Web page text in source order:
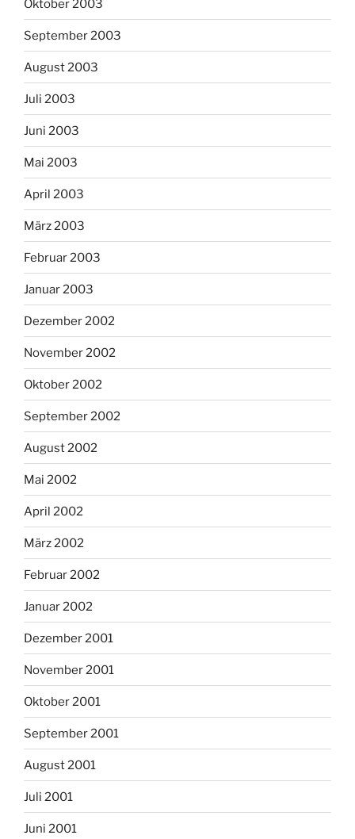
Oktober 2003
September 2003
August 2003
Juli 2003
Juni 2003
Mai 2003
April 2003
März 2003
Februar 2003
Januar 2003
Dezember 2002
November 2002
Oktober 2002
September 2002
August 2002
Mai 2002
April 2002
März 2002
Februar 2002
Januar 2002
Dezember 2001
November 2001
Oktober 2001
September 2001
August 2001
Juli 2001
Juni 2001